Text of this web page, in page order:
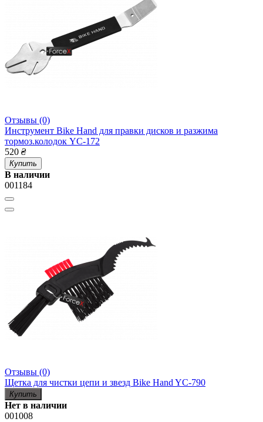
Отзывы (0)
Инструмент Bike Hand для правки дисков и разжима
тормоз.колодок YC-172
520 ₴
Купить
В наличии
001184
Отзывы (0)
Щетка для чистки цепи и звезд Bike Hand YC-790
Купить
Нет в наличии
001008